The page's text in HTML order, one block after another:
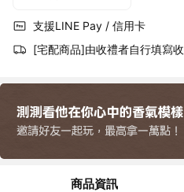
支援LINE Pay / 信用卡
[宅配商品]由收禮者自行填寫
商品資訊